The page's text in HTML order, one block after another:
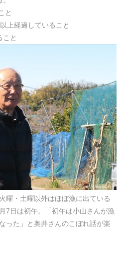
と
上経過していること
と
曜・土曜以外はほぼ漁に出ている
7日は初午。「初午は小山さんが漁
った」と奥井さんのこぼれ話が楽